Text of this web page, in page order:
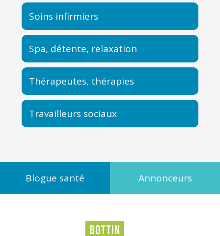
Soins infirmiers
Spa, détente, relaxation
Thérapeutes, thérapies
Travailleurs sociaux
Blogue santé Annonceurs